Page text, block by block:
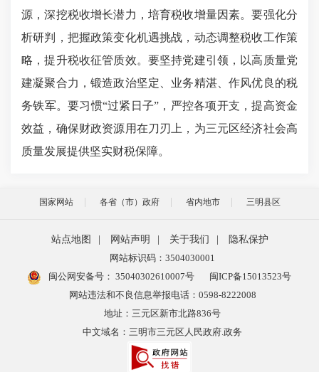
源，深挖税收增长潜力，培育税收增量因素。要强化分
析研判，把握政策变化机遇挑战，动态调整税收工作策
略，提升税收征管质效。要坚持党建引领，以高质量党
建凝聚合力，锻造政治坚定、业务精湛、作风优良的税
务铁军。要习惯“过紧日子”，严控各项开支，提高资金
效益，确保财政资源用在刀刃上，为三元区经济社会高
质量发展提供坚实财税保障。
国家网站 各省（市）政府 省内地市 三明县区
站点地图 网站声明 关于我们
隐私保护
网站标识码：3504030001
闽公网安备号： 35040302610007号
闽ICP备15013523号
网站违法和不良信息举报电话：0598-8222008
地址：三元区新市北路836号
中文域名：三明市三元区人民政府.政务